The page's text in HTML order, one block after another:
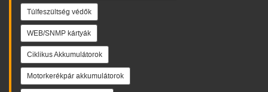
Túlfeszültség védők
WEB/SNMP kártyák
Ciklikus Akkumulátorok
Motorkerékpár akkumulátorok